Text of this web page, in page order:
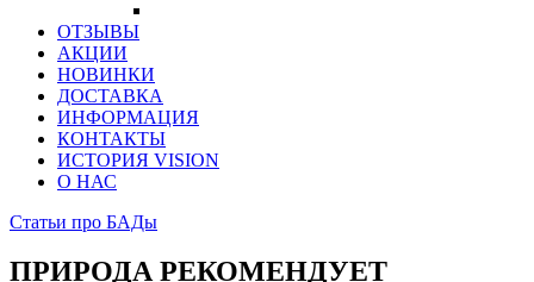
ОТЗЫВЫ
АКЦИИ
НОВИНКИ
ДОСТАВКА
ИНФОРМАЦИЯ
КОНТАКТЫ
ИСТОРИЯ VISION
О НАС
Статьи про БАДы
ПРИРОДА РЕКОМЕНДУЕТ